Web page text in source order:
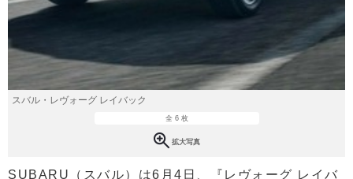
スバル・レヴォーグ レイバック
全 6 枚
拡大写真
SUBARU（スバル）は6月4日、『レヴォーグ レイバ